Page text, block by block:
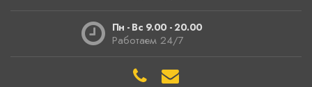
Пн - Вс 9.00 - 20.00
Работаем 24/7